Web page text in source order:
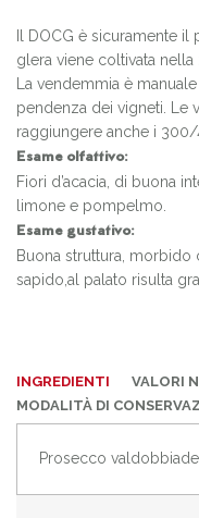
Il DOCG è sicuramente
glera viene coltivata
La vendemmia è
pendenza dei vigneti. Le
raggiungere anche i
Esame olfattivo:
Fiori d’acacia, di buona
limone e pompelmo.
Esame gustativo:
Buona struttura,
sapido,al palato risulta
INGREDIENTI
VALORI
MODALITÀ DI
Prosecco